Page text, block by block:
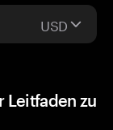
USD
Leitfaden zu